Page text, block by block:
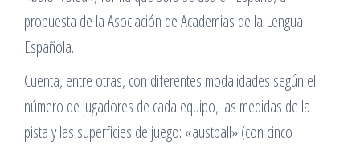
propuesta de la Asociación de Academias de la Lengua
Española.
Cuenta, entre otras, con diferentes modalidades según el
número de jugadores de cada equipo, las medidas de la
pista y las superficies de juego: «austball» (con cinco